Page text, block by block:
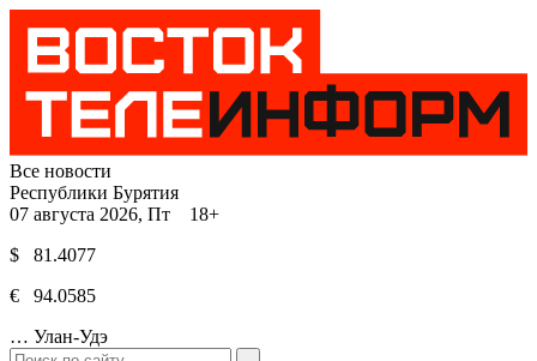
Все новости
Республики Бурятия
07 августа 2026, Пт 18+
$ 81.4077
€ 94.0585
… Улан-Удэ